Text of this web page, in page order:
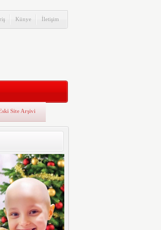
Künye İletişim
Site Arşivi